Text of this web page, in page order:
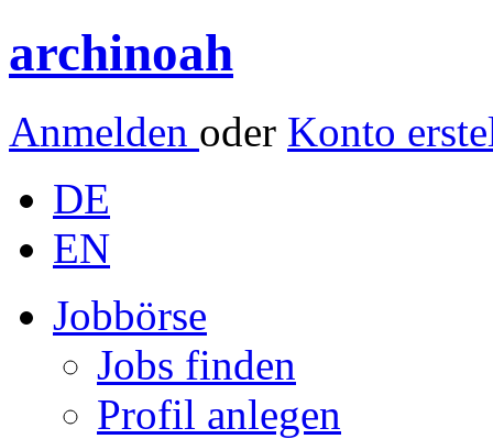
archinoah
Anmelden oder Konto
DE
EN
Jobbörse
Jobs finden
Profil anlegen